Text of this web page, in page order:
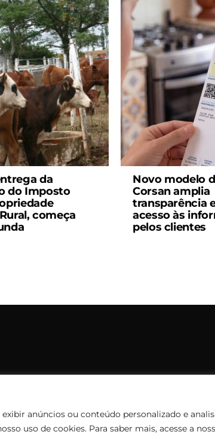
anúncios ou conteúdo personalizado e
uso de cookies. Para saber mais, acesse a
da
do Imposto
começa
Novo modelo
Corsan amplia
transparência
acesso às
pelos clientes